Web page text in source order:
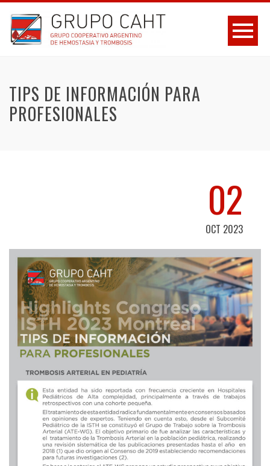
TIPS DE INFORMACIÓN PARA
PROFESIONALES
02
OCT 2023